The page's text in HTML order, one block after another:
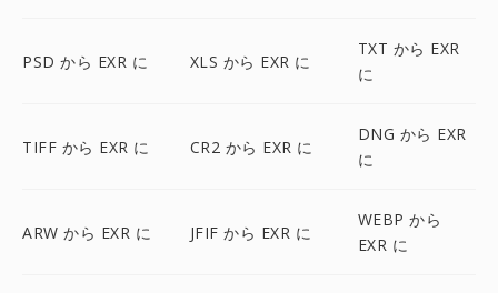
PSD から EXR に XLS から EXR に
TXT から EXR
に
TIFF から EXR に CR2 から EXR に
DNG から EXR
に
ARW から EXR に JFIF から EXR に
WEBP から
EXR に